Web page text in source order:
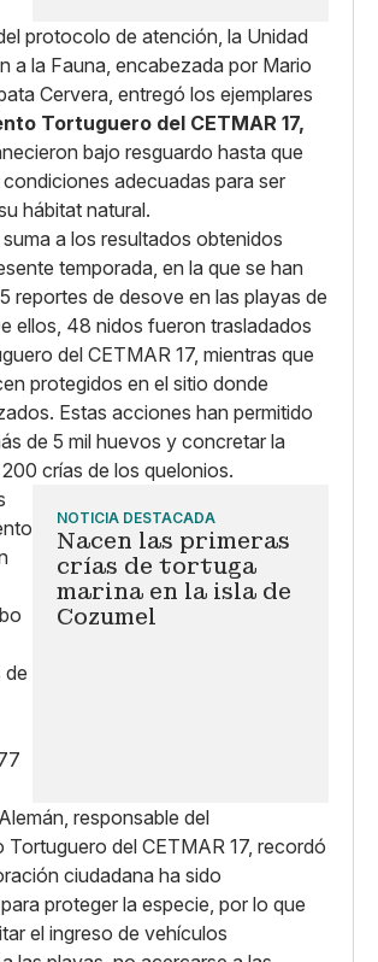
protocolo de atención, la Unidad
a la Fauna, encabezada por Mario
Cervera, entregó los ejemplares
Tortuguero del CETMAR 17,
bajo resguardo hasta que
adecuadas para ser
hábitat natural.
a los resultados obtenidos
temporada, en la que se han
reportes de desove en las playas de
ellos, 48 nidos fueron trasladados
del CETMAR 17, mientras que
protegidos en el sitio donde
Estas acciones han permitido
de 5 mil huevos y concretar la
crías de los quelonios.
NOTICIA DESTACADA
Nacen las primeras
crías de tortuga
marina en la isla de
Cozumel
responsable del
Tortuguero del CETMAR 17, recordó
ciudadana ha sido
proteger la especie, por lo que
el ingreso de vehículos